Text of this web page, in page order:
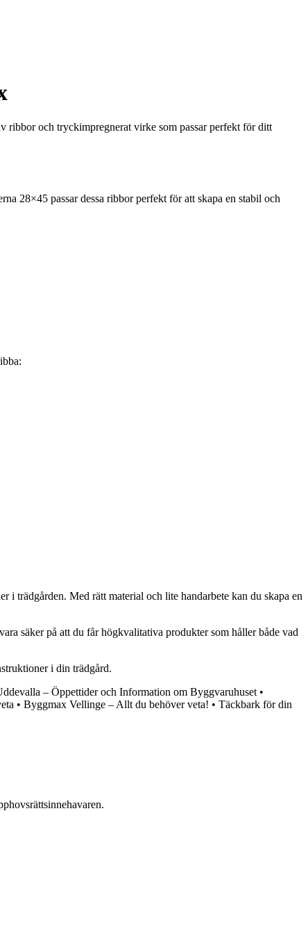
ribbor och tryckimpregnerat virke som passar perfekt för ditt
28×45 passar dessa ribbor perfekt för att skapa en stabil och
trädgården. Med rätt material och lite handarbete kan du skapa en
säker på att du får högkvalitativa produkter som håller både vad
i din trädgård.
– Öppettider och Information om Byggvaruhuset •
• Byggmax Vellinge – Allt du behöver veta! • Täckbark för din